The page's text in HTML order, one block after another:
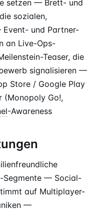
setzen — Brett- und
sozialen,
und Partner-
an Live-Ops-
Teaser, die
signalisieren —
Store / Google Play
(Monopoly Go!,
-Awareness
Segmente — Social-
auf Multiplayer-
—